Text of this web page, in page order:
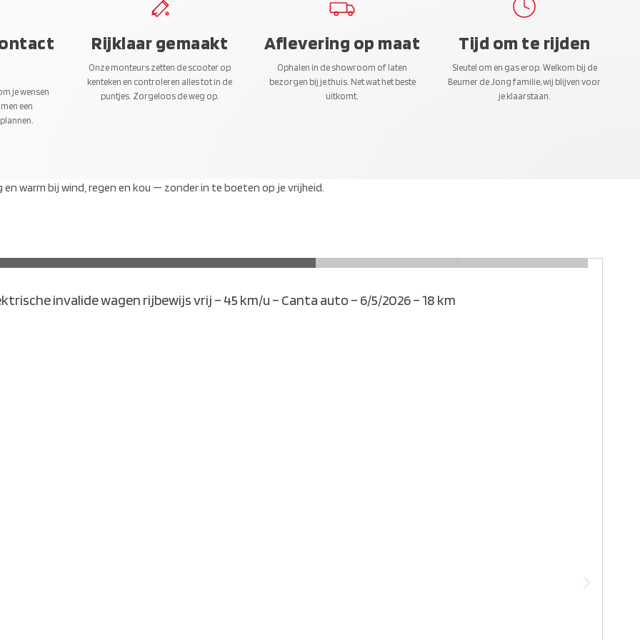
je wensen
een
Rijklaar gemaakt
Onze monteurs zetten de scooter op
kenteken en controleren alles tot in de
puntjes. Zorgeloos de weg op.
Aflevering op maat
Ophalen in de showroom of laten
bezorgen bij je thuis. Net wat het beste
uitkomt.
Tijd om te rijden
Sleutel om en gas erop. Welkom bij de
Beumer de Jong familie, wij blijven voor
je klaarstaan.
en warm bij wind, regen en kou — zonder in te boeten op je vrijheid.
invalide wagen rijbewijs vrij – 45 km/u – Canta auto – 6/5/2026 – 18 km